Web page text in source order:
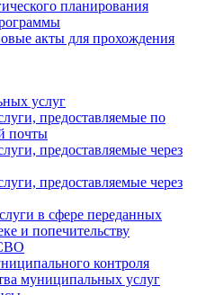
планирования
акты для прохождения
услуг
предоставляемые по
почты
предоставляемые через
предоставляемые через
в сфере переданных
и попечительству
контроля
муниципальных услуг